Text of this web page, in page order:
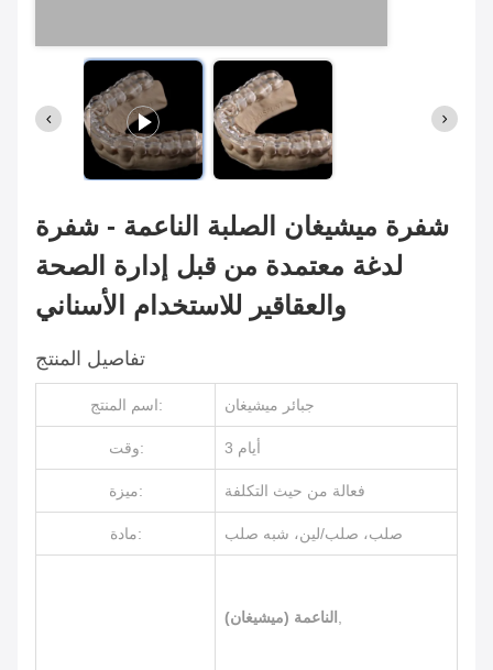
شفرة ميشيغان الصلبة الناعمة - شفرة
لدغة معتمدة من قبل إدارة الصحة
والعقاقير للاستخدام الأسناني
تفاصيل المنتج
اسم المنتج: جبائر ميشيغان
وقت: 3 أيام
ميزة: فعالة من حيث التكلفة
مادة: صلب، صلب/لين، شبه صلب
(ميشيغان) الناعمة